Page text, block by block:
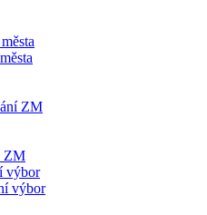
ZM
ZM
výbor
výbor